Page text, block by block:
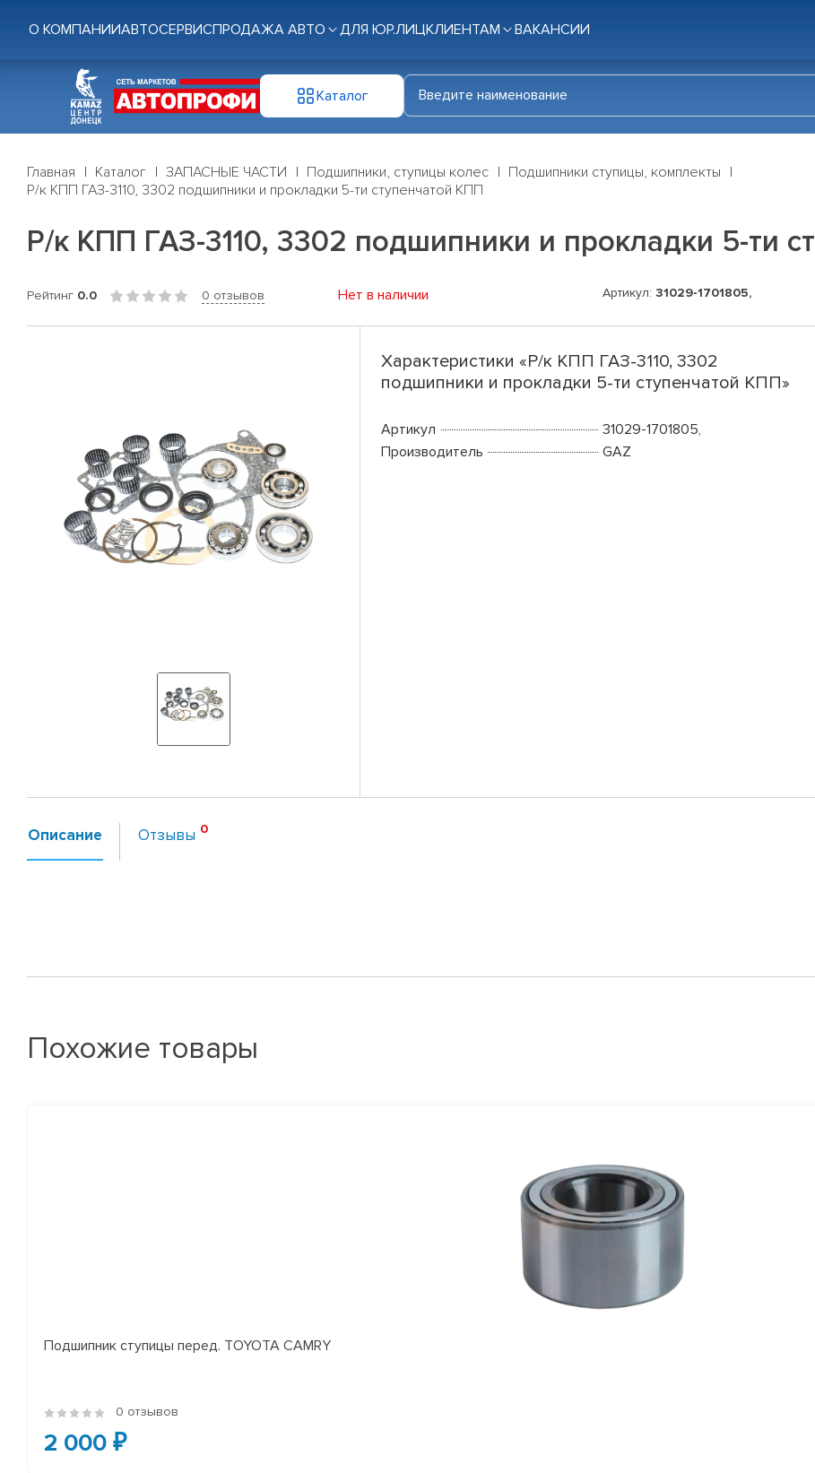
О КОМПАНИИАВТОСЕРВИСПРОДАЖА АВТО ДЛЯ ЮР.ЛИЦКЛИЕНТАМ ВАКАНСИИ
Каталог
Главная Каталог ЗАПАСНЫЕ ЧАСТИ Подшипники, ступицы колес
Подшипники ступицы, комплекты
Р/к КПП ГАЗ-3110, 3302 подшипники и прокладки 5-ти ступенчатой КПП
Р/к КПП ГАЗ-3110, 3302 подшипники и прокладки 5-ти
Рейтинг 0.0 0 отзывов Нет в наличии Артикул: 31029-1701805,
Характеристики «Р/к КПП ГАЗ-3110, 3302
подшипники и прокладки 5-ти ступенчатой КПП»
Артикул
31029-1701805,
Производитель
GAZ
Описание Отзывы
Похожие товары
Подшипник ступицы перед. TOYOTA CAMRY
0 отзывов
2 000 ₽